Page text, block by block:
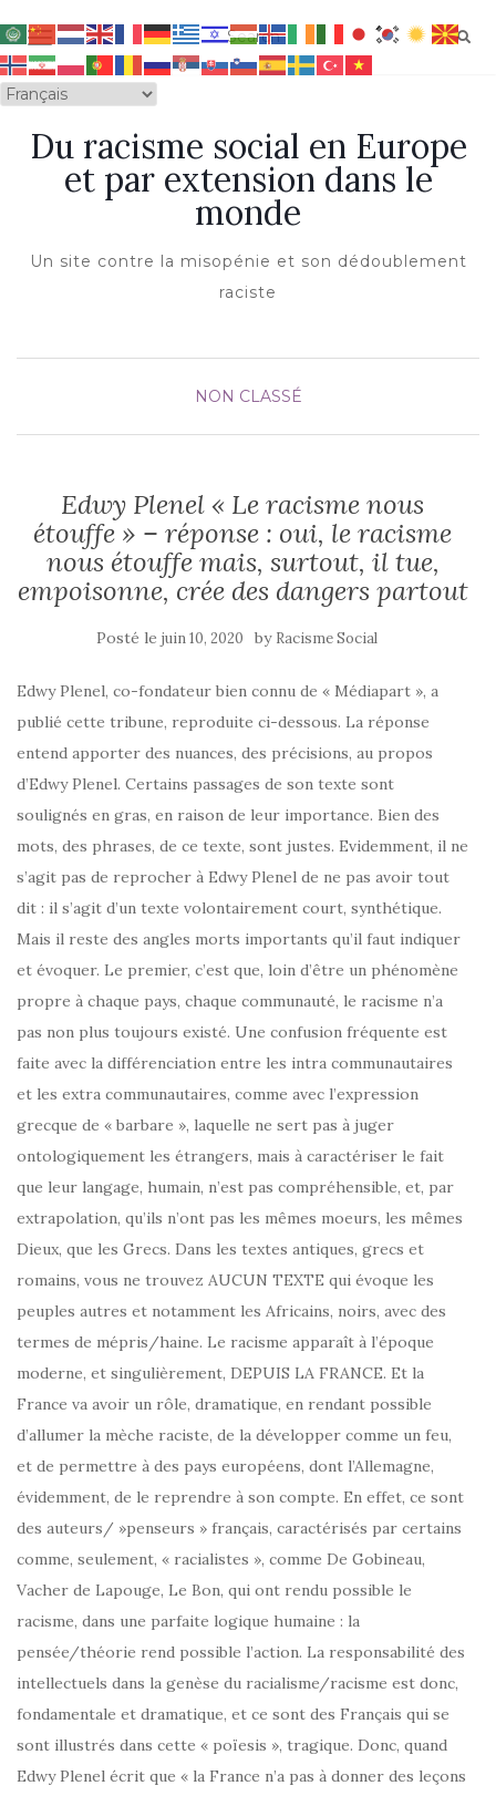
OUVRIR/FERMER LA NAVIGATION
Du racisme social en Europe
et par extension dans le
monde
Un site contre la misopénie et son dédoublement
raciste
NON CLASSÉ
Edwy Plenel « Le racisme nous
étouffe » – réponse : oui, le racisme
nous étouffe mais, surtout, il tue,
empoisonne, crée des dangers partout
Posté le juin 10, 2020 by Racisme Social
Edwy Plenel, co-fondateur bien connu de « Médiapart », a
publié cette tribune, reproduite ci-dessous. La réponse
entend apporter des nuances, des précisions, au propos
d’Edwy Plenel. Certains passages de son texte sont
soulignés en gras, en raison de leur importance. Bien des
mots, des phrases, de ce texte, sont justes. Evidemment, il ne
s’agit pas de reprocher à Edwy Plenel de ne pas avoir tout
dit : il s’agit d’un texte volontairement court, synthétique.
Mais il reste des angles morts importants qu’il faut indiquer
et évoquer. Le premier, c’est que, loin d’être un phénomène
propre à chaque pays, chaque communauté, le racisme n’a
pas non plus toujours existé. Une confusion fréquente est
faite avec la différenciation entre les intra communautaires
et les extra communautaires, comme avec l’expression
grecque de « barbare », laquelle ne sert pas à juger
ontologiquement les étrangers, mais à caractériser le fait
que leur langage, humain, n’est pas compréhensible, et, par
extrapolation, qu’ils n’ont pas les mêmes moeurs, les mêmes
Dieux, que les Grecs. Dans les textes antiques, grecs et
romains, vous ne trouvez AUCUN TEXTE qui évoque les
peuples autres et notamment les Africains, noirs, avec des
termes de mépris/haine. Le racisme apparaît à l’époque
moderne, et singulièrement, DEPUIS LA FRANCE. Et la
France va avoir un rôle, dramatique, en rendant possible
d’allumer la mèche raciste, de la développer comme un feu,
et de permettre à des pays européens, dont l’Allemagne,
évidemment, de le reprendre à son compte. En effet, ce sont
des auteurs/ »penseurs » français, caractérisés par certains
comme, seulement, « racialistes », comme De Gobineau,
Vacher de Lapouge, Le Bon, qui ont rendu possible le
racisme, dans une parfaite logique humaine : la
pensée/théorie rend possible l’action. La responsabilité des
intellectuels dans la genèse du racialisme/racisme est donc,
fondamentale et dramatique, et ce sont des Français qui se
sont illustrés dans cette « poïesis », tragique. Donc, quand
Edwy Plenel écrit que « la France n’a pas à donner des leçons